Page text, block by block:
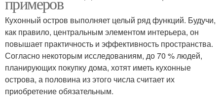
Кухонный остров выполняет целый ряд функций. Будучи,
как правило, центральным элементом интерьера, он
повышает практичность и эффективность пространства.
Согласно некоторым исследованиям, до 70 % людей,
планирующих покупку дома, хотят иметь кухонные
острова, а половина из этого числа считает их
приобретение обязательным.